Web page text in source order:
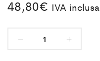
48,80€ IVA inclusa